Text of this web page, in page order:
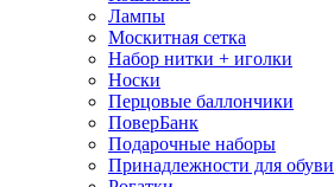
Лампы
Москитная сетка
Набор нитки + иголки
Носки
Перцовые баллончики
ПоверБанк
Подарочные наборы
Принадлежности для обуви